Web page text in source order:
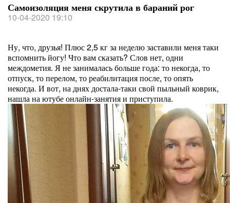
Самоизоляция меня скрутила в бараний рог
10-04-2020 19:10
Ну, что, друзья! Плюс 2,5 кг за неделю заставили меня таки
вспомнить йогу! Что вам сказать? Слов нет, одни
междометия. Я не занималась больше года: то некогда, то
отпуск, то перелом, то реабилитация после, то опять
некогда. И вот, на днях достала-таки свой пыльный коврик,
нашла на ютубе онлайн-занятия и приступила.